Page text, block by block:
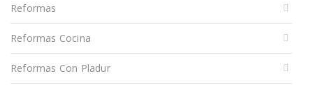
Reformas
Reformas Cocina
Reformas Con Pladur